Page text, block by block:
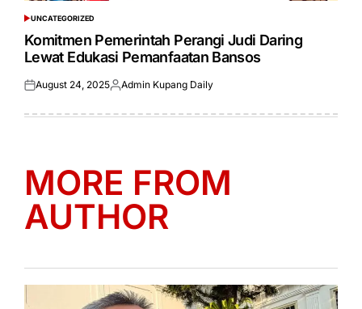
POSTED
IN
UNCATEGORIZED
Komitmen Pemerintah Perangi Judi Daring
Lewat Edukasi Pemanfaatan Bansos
Posted
August 24, 2025Posted
Admin Kupang Daily
MORE FROM
AUTHOR